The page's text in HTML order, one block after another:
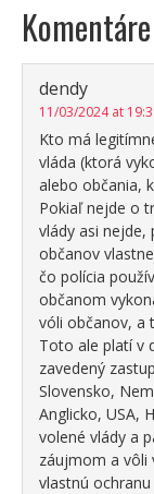
Komentáre
dendy
11/03/2024 at
Kto má
vláda (ktorá
alebo občania,
Pokiaľ nejde o
vlády asi nejde,
občanov
čo polícia
občanom
vóli občanov, a
Toto ale platí v
zavedený
Slovensko,
Anglicko, USA,
volené vlády a
záujmom a vôli
vlastnú